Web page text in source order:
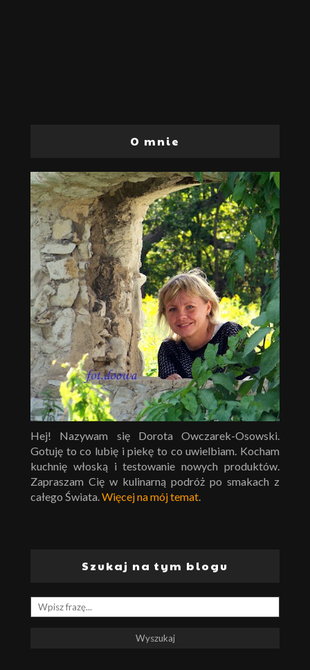
O mnie
Hej! Nazywam się Dorota Owczarek-Osowski.
Gotuję to co lubię i piekę to co uwielbiam. Kocham
kuchnię włoską i testowanie nowych produktów.
Zapraszam Cię w kulinarną podróż po smakach z
całego Świata.Więcej na mój temat.
Szukaj na tym blogu